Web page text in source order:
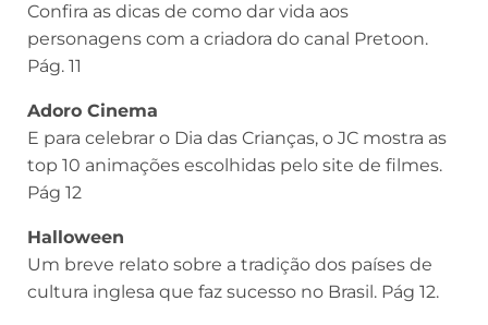
Confira as dicas de como dar vida aos
personagens com a criadora do canal Pretoon.
Pág. 11
Adoro Cinema
E para celebrar o Dia das Crianças, o JC mostra as
top 10 animações escolhidas pelo site de filmes.
Pág 12
Halloween
Um breve relato sobre a tradição dos países de
cultura inglesa que faz sucesso no Brasil. Pág 12.